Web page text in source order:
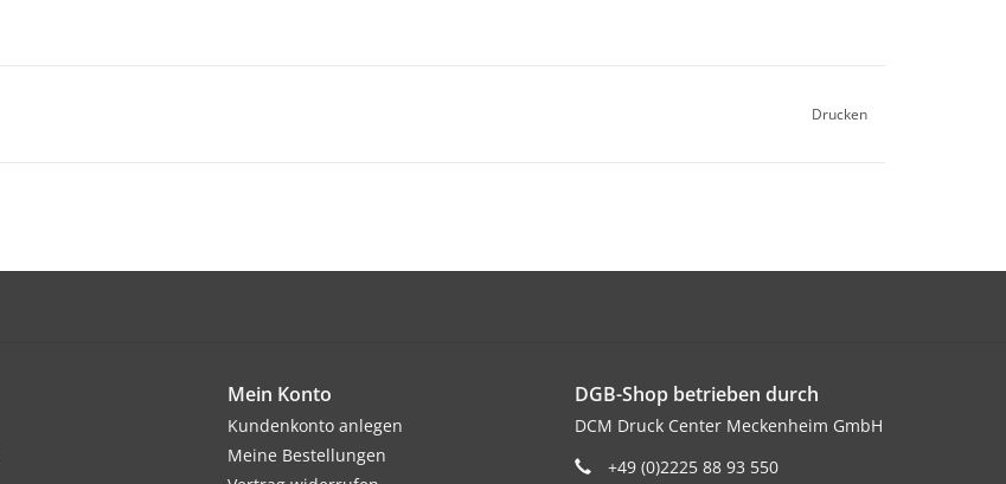
Drucken
Mein Konto
Kundenkonto anlegen
Meine Bestellungen
DGB-Shop betrieben durch
DCM Druck Center Meckenheim GmbH
+49 (0)2225 88 93 550